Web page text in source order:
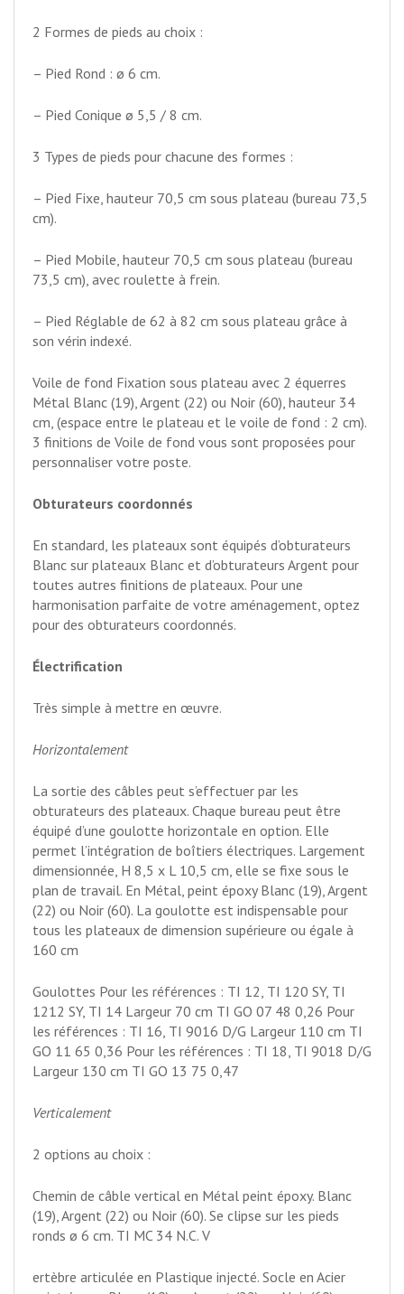
2 Formes de pieds au choix :
– Pied Rond : ø 6 cm.
– Pied Conique ø 5,5 / 8 cm.
3 Types de pieds pour chacune des formes :
– Pied Fixe, hauteur 70,5 cm sous plateau (bureau 73,5
cm).
– Pied Mobile, hauteur 70,5 cm sous plateau (bureau
73,5 cm), avec roulette à frein.
– Pied Réglable de 62 à 82 cm sous plateau grâce à
son vérin indexé.
Voile de fond Fixation sous plateau avec 2 équerres
Métal Blanc (19), Argent (22) ou Noir (60), hauteur 34
cm, (espace entre le plateau et le voile de fond : 2 cm).
3 finitions de Voile de fond vous sont proposées pour
personnaliser votre poste.
Obturateurs coordonnés
En standard, les plateaux sont équipés d’obturateurs
Blanc sur plateaux Blanc et d’obturateurs Argent pour
toutes autres finitions de plateaux. Pour une
harmonisation parfaite de votre aménagement, optez
pour des obturateurs coordonnés.
Électrification
Très simple à mettre en œuvre.
Horizontalement
La sortie des câbles peut s’effectuer par les
obturateurs des plateaux. Chaque bureau peut être
équipé d’une goulotte horizontale en option. Elle
permet l’intégration de boîtiers électriques. Largement
dimensionnée, H 8,5 x L 10,5 cm, elle se fixe sous le
plan de travail. En Métal, peint époxy Blanc (19), Argent
(22) ou Noir (60). La goulotte est indispensable pour
tous les plateaux de dimension supérieure ou égale à
160 cm
Goulottes Pour les références : TI 12, TI 120 SY, TI
1212 SY, TI 14 Largeur 70 cm TI GO 07 48 0,26 Pour
les références : TI 16, TI 9016 D/G Largeur 110 cm TI
GO 11 65 0,36 Pour les références : TI 18, TI 9018 D/G
Largeur 130 cm TI GO 13 75 0,47
Verticalement
2 options au choix :
Chemin de câble vertical en Métal peint époxy. Blanc
(19), Argent (22) ou Noir (60). Se clipse sur les pieds
ronds ø 6 cm. TI MC 34 N.C. V
ertèbre articulée en Plastique injecté. Socle en Acier